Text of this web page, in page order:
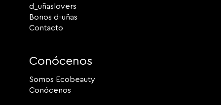
d_uñaslovers
Bonos d-uñas
Contacto
Conócenos
Somos Ecobeauty
Conócenos